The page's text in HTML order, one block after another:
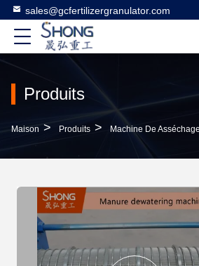
sales@gcfertilizergranulator.com
Produits
Maison > Produits > Machine De